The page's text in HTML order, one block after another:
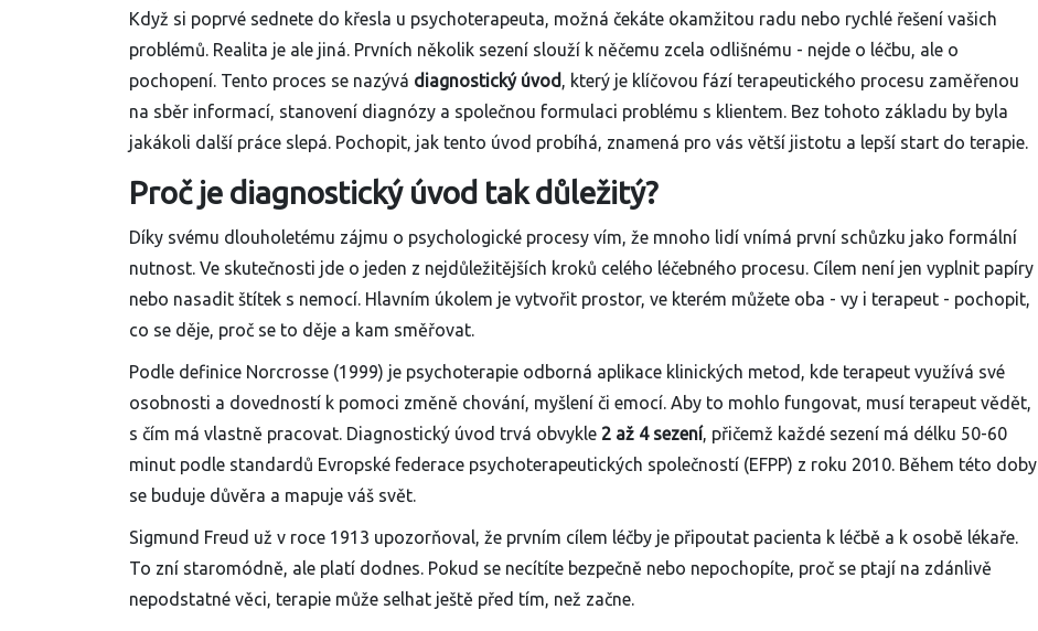
Když si poprvé sednete do křesla u psychoterapeuta, možná čekáte okamžitou radu nebo rychlé řešení vašich
problémů. Realita je ale jiná. Prvních několik sezení slouží k něčemu zcela odlišnému - nejde o léčbu, ale o
pochopení. Tento proces se nazývá diagnostický úvod, který je klíčovou fází terapeutického procesu zaměřenou
na sběr informací, stanovení diagnózy a společnou formulaci problému s klientem. Bez tohoto základu by byla
jakákoli další práce slepá. Pochopit, jak tento úvod probíhá, znamená pro vás větší jistotu a lepší start do terapie.
Proč je diagnostický úvod tak důležitý?
Díky svému dlouholetému zájmu o psychologické procesy vím, že mnoho lidí vnímá první schůzku jako formální
nutnost. Ve skutečnosti jde o jeden z nejdůležitějších kroků celého léčebného procesu. Cílem není jen vyplnit papíry
nebo nasadit štítek s nemocí. Hlavním úkolem je vytvořit prostor, ve kterém můžete oba - vy i terapeut - pochopit,
co se děje, proč se to děje a kam směřovat.
Podle definice Norcrosse (1999) je psychoterapie odborná aplikace klinických metod, kde terapeut využívá své
osobnosti a dovedností k pomoci změně chování, myšlení či emocí. Aby to mohlo fungovat, musí terapeut vědět,
s čím má vlastně pracovat. Diagnostický úvod trvá obvykle 2 až 4 sezení, přičemž každé sezení má délku 50-60
minut podle standardů Evropské federace psychoterapeutických společností (EFPP) z roku 2010. Během této doby
se buduje důvěra a mapuje váš svět.
Sigmund Freud už v roce 1913 upozorňoval, že prvním cílem léčby je připoutat pacienta k léčbě a k osobě lékaře.
To zní staromódně, ale platí dodnes. Pokud se necítíte bezpečně nebo nepochopíte, proč se ptají na zdánlivě
nepodstatné věci, terapie může selhat ještě před tím, než začne.